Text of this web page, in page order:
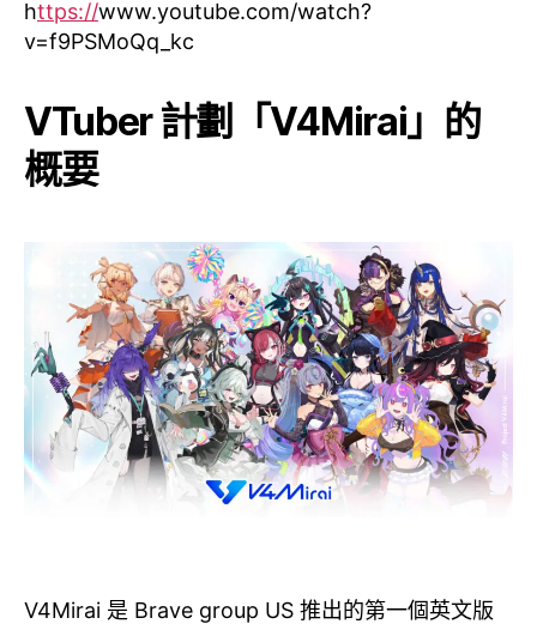
https://www.youtube.com/watch?
v=f9PSMoQq_kc
VTuber 計劃「V4Mirai」的
概要
V4Mirai 是 Brave group US 推出的第一個英文版